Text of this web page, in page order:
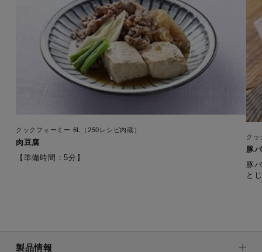
クックフォーミー 6L（250レシピ内蔵）
肉豆腐
【準備時間：5分】
クッ
豚
豚
製品情報